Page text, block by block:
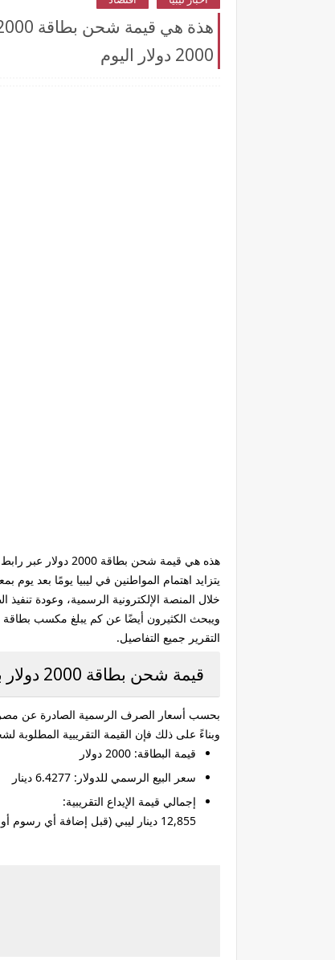
2000 دولار اليوم
هذه هي قيمة شحن بطاقة 2000 دولار عبر رابط منظومة حجز مصرف ليبيا المركزي 2026.. اعرف كم مكسب بطاقة 2000 دولار اليوم
يتزايد اهتمام المواطنين في ليبيا يومًا بعد يوم
خلال المنصة الإلكترونية الرسمية، وعودة
ويبحث الكثيرون أيضًا عن كم يبلغ مكسب بطاقة 2000 دولار اليوم؟
التقرير جميع التفاصيل.
قيمة شحن بطاقة 2000 دولار بالسعر الرسمي
بحسب أسعار الصرف الرسمية الصادرة عن مصرف
وبناءً على ذلك فإن القيمة التقريبية المطلوبة
قيمة البطاقة: 2000 دولار
سعر البيع الرسمي للدولار: 6.4277 دينار
إجمالي قيمة الإيداع التقريبية:
12,855 دينار ليبي
(قبل إضافة أي رسوم أو